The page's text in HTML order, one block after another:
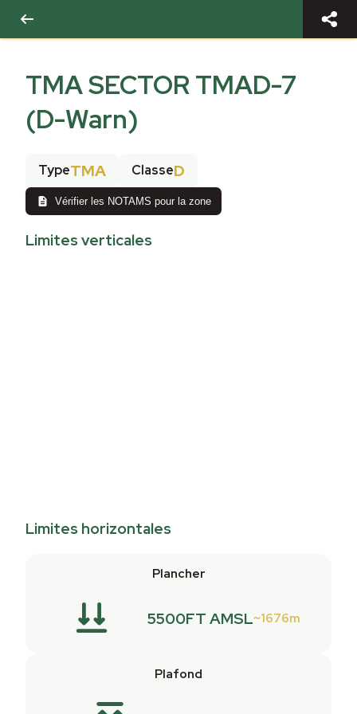
TMA SECTOR TMAD-7
(D-Warn)
TypeTMA ClasseD
Vérifier les NOTAMS pour la zone
Limites verticales
Limites horizontales
Plancher
5500FT AMSL 1676m
Plafond